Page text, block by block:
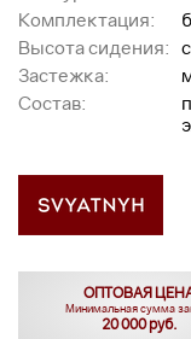
Комплектация:
Высота сидения:
Застежка:
Состав:
ОПТОВАЯ
Минимальная сумма
20 000 руб.